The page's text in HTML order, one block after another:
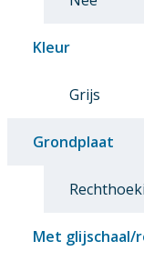
Kleur
Grijs
Grondplaat
Met glijschaal/